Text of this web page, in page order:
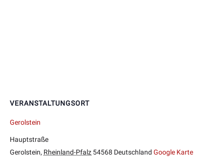
VERANSTALTUNGSORT
Gerolstein
Hauptstraße
Gerolstein, Rheinland-Pfalz 54568 Deutschland Google Karte